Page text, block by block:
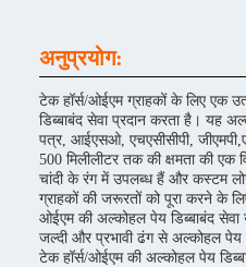
अनुप्रयोग:
टेक हॉर्स/ओईएम ग्राहकों के लिए एक
डिब्बाबंद सेवा प्रदान करता है। यह
पत्र, आईएसओ, एचएसीसीपी,
500 मिलीलीटर तक की क्षमता की एक
चांदी के रंग में उपलब्ध हैं और कस्टम
ग्राहकों की जरूरतों को पूरा करने के
ओईएम की अल्कोहल पेय डिब्बाबंद सेवा
जल्दी और प्रभावी ढंग से अल्कोहल
टेक हॉर्स/ओईएम की अल्कोहल पेय